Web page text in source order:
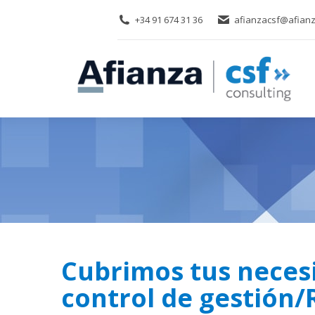
+34 91 674 31 36
Cubrimos tus
control de gestión/